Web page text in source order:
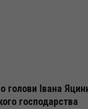
голови Івана
господарства